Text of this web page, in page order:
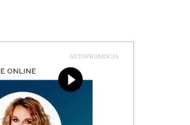
AUTOPROMOCJA